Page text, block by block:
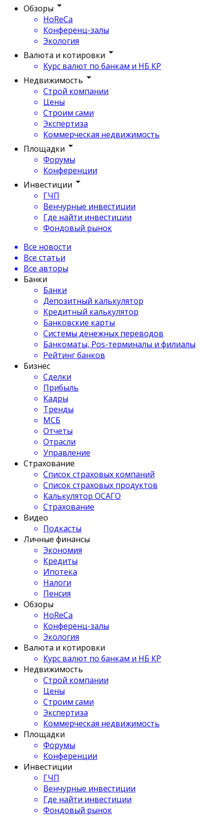
Обзоры
HoReCa
Конференц-залы
Экология
Валюта и котировки
Курс валют по банкам и НБ КР
Недвижимость
Строй компании
Цены
Строим сами
Экспертиза
Коммерческая недвижимость
Площадки
Форумы
Конференции
Инвестиции
ГЧП
Венчурные инвестиции
Где найти инвестиции
Фондовый рынок
Все новости
Все статьи
Все авторы
Банки
Банки
Депозитный калькулятор
Кредитный калькулятор
Банковские карты
Системы денежных переводов
Банкоматы, Pos-терминалы и филиалы
Рейтинг банков
Бизнес
Сделки
Прибыль
Кадры
Тренды
МСБ
Отчеты
Отрасли
Управление
Страхование
Список страховых компаний
Список страховых продуктов
Калькулятор ОСАГО
Страхование
Видео
Подкасты
Личные финансы
Экономия
Кредиты
Ипотека
Налоги
Пенсия
Обзоры
HoReCa
Конференц-залы
Экология
Валюта и котировки
Курс валют по банкам и НБ КР
Недвижимость
Строй компании
Цены
Строим сами
Экспертиза
Коммерческая недвижимость
Площадки
Форумы
Конференции
Инвестиции
ГЧП
Венчурные инвестиции
Где найти инвестиции
Фондовый рынок